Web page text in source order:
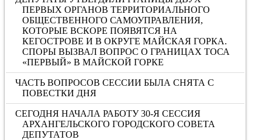
ПЕРВЫХ ОРГАНОВ ТЕРРИТОРИАЛЬНОГО
ОБЩЕСТВЕННОГО САМОУПРАВЛЕНИЯ,
КОТОРЫЕ ВСКОРЕ ПОЯВЯТСЯ НА
КЕГОСТРОВЕ И В ОКРУГЕ МАЙСКАЯ ГОРКА.
СПОРЫ ВЫЗВАЛ ВОПРОС О ГРАНИЦАХ ТОСА
«ПЕРВЫЙ» В МАЙСКОЙ ГОРКЕ
ЧАСТЬ ВОПРОСОВ СЕССИИ БЫЛА СНЯТА С
ПОВЕСТКИ ДНЯ
СЕГОДНЯ НАЧАЛА РАБОТУ 30-Я СЕССИЯ
АРХАНГЕЛЬСКОГО ГОРОДСКОГО СОВЕТА
ДЕПУТАТОВ